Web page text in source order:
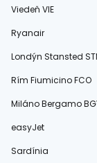
Viedeň VIE
Ryanair
Londýn Stansted
Rím Fiumicino FCO
Miláno Bergamo
easyJet
Sardínia